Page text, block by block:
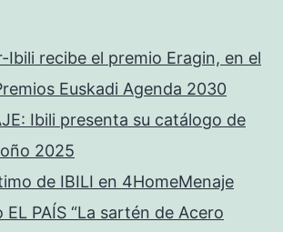
Ibili recibe el premio Eragin, en el
Euskadi Agenda 2030
Ibili presenta su catálogo de
2025
de IBILI en 4HomeMenaje
EL PAÍS “La sartén de Acero